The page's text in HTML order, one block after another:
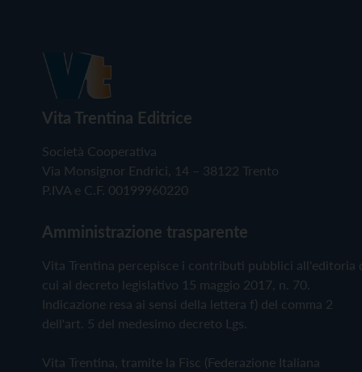
Vita Trentina Editrice
Società Cooperativa
Via Monsignor Endrici, 14 – 38122 Trento
P.IVA e C.F. 00199960220
Amministrazione trasparente
Vita Trentina percepisce i contributi pubblici all'editoria
cui al decreto legislativo 15 maggio 2017, n. 70.
Indicazione resa ai sensi della lettera f) del comma 2
dell'art. 5 del medesimo decreto Lgs.
Vita Trentina, tramite la Fisc (Federazione Italiana